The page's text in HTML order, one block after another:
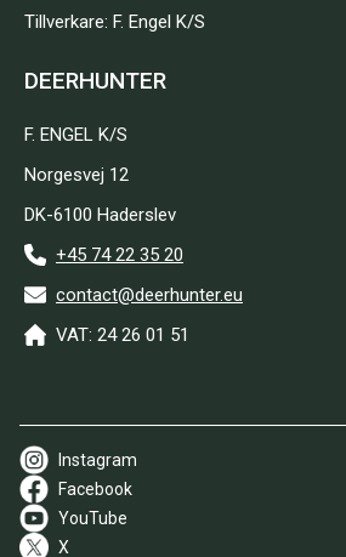
Tillverkare: F. Engel K/S
DEERHUNTER
F. ENGEL K/S
Norgesvej 12
DK-6100 Haderslev
+45 74 22 35 20
contact@deerhunter.eu
VAT: 24 26 01 51
Instagram
Facebook
YouTube
X